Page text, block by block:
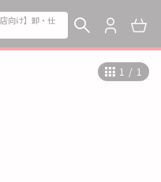
向け】卸・仕
1 / 1